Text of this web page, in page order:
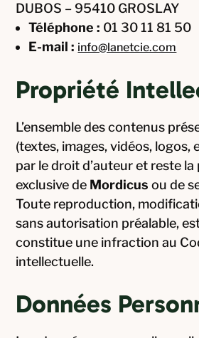
DUBOS – 95410 GROSLAY
Téléphone : 01 30 11 81 50
E-mail : info@lanetcie.com
Propriété
L’ensemble des contenus
(textes, images, vidéos, logos,
par le droit d’auteur et reste
exclusive de Mordicus ou de
Toute reproduction,
sans autorisation préalable,
constitue une infraction au
intellectuelle.
Données